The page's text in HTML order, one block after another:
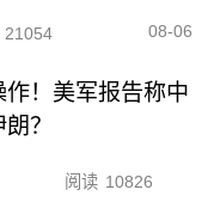
21054 08-06
作！美军报告称中
？
阅读 10826